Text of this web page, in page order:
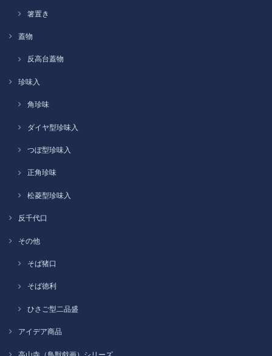
箸置き
蓋物
反高台蓋物
珍味入
角珍味
ダイヤ型珍味入
つぼ型珍味入
正角珍味
松菱型珍味入
反千代口
その他
そば猪口
そば徳利
ひさご型二品盛
アイデア商品